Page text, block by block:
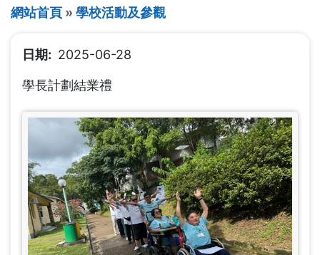
導
航
連
結
網站首頁 學校活動及參觀
日期 2025-06-28
學長計劃結業禮